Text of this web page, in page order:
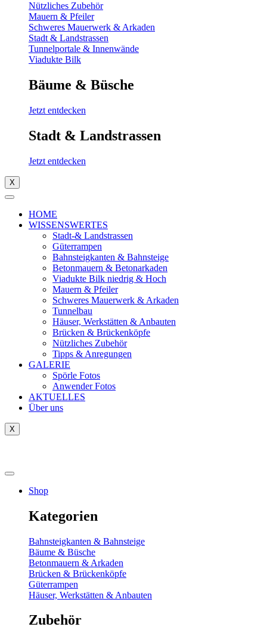
Nützliches Zubehör
Mauern & Pfeiler
Schweres Mauerwerk & Arkaden
Stadt & Landstrassen
Tunnelportale & Innenwände
Viadukte Bilk
Bäume & Büsche
Jetzt entdecken
Stadt & Landstrassen
Jetzt entdecken
X
HOME
WISSENSWERTES
Stadt-& Landstrassen
Güterrampen
Bahnsteigkanten & Bahnsteige
Betonmauern & Betonarkaden
Viadukte Bilk niedrig & Hoch
Mauern & Pfeiler
Schweres Mauerwerk & Arkaden
Tunnelbau
Häuser, Werkstätten & Anbauten
Brücken & Brückenköpfe
Nützliches Zubehör
Tipps & Anregungen
GALERIE
Spörle Fotos
Anwender Fotos
AKTUELLES
Über uns
X
Shop
Kategorien
Bahnsteigkanten & Bahnsteige
Bäume & Büsche
Betonmauern & Arkaden
Brücken & Brückenköpfe
Güterrampen
Häuser, Werkstätten & Anbauten
Zubehör